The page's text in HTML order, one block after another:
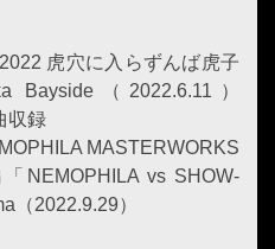
虎穴に入らずんば虎子
（2022.6.11）
収録
MASTERWORKS
NEMOPHILA vs SHOW-
（2022.9.29）